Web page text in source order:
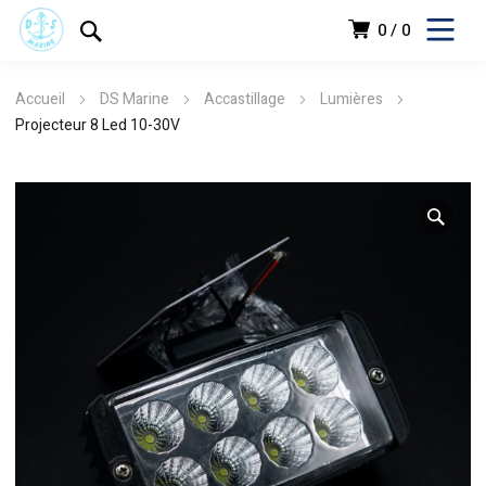
0 0
Accueil DS Marine Accastillage
Lumières
Projecteur 8 Led 10-30V